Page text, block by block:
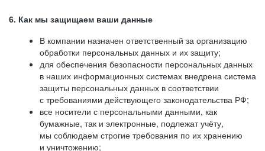
6. Как мы защищаем ваши данные
В компании назначен ответственный за организацию
обработки персональных данных и их защиту;
для обеспечения безопасности персональных данных
в наших информационных системах внедрена система
защиты персональных данных в соответствии
с требованиями действующего законодательства РФ;
все носители с персональными данными, как
бумажные, так и электронные, подлежат учёту,
мы соблюдаем строгие требования по их хранению
и уничтожению;